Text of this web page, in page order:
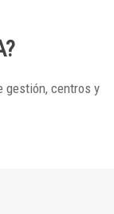
gestión, centros y